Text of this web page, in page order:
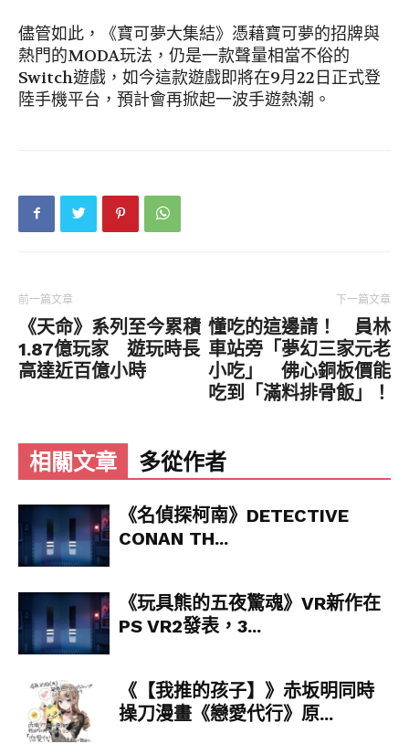
儘管如此，《寶可夢大集結》憑藉寶可夢的招牌與
熱門的MODA玩法，仍是一款聲量相當不俗的
Switch遊戲，如今這款遊戲即將在9月22日正式登
陸手機平台，預計會再掀起一波手遊熱潮。
前一篇文章
《天命》系列至今累積
1.87億玩家 遊玩時長
高達近百億小時
下一篇文章
懂吃的這邊請！ 員林
車站旁「夢幻三家元老
小吃」 佛心銅板價能
吃到「滿料排骨飯」！
相關文章 多從作者
《名偵探柯南》DETECTIVE
CONAN TH...
《玩具熊的五夜驚魂》VR新作在
PS VR2發表，3...
《【我推的孩子】》赤坂明同時
操刀漫畫《戀愛代行》原...